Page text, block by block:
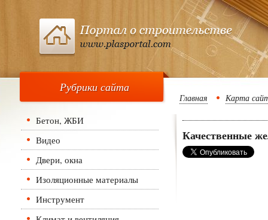
Рубрики сайта
Бетон, ЖБИ
Видео
Двери, окна
Изоляционные материалы
Инструмент
Главная Карта
Качественные